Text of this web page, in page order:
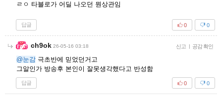
ㄹㅇ 타블로가 어딜 나오던 뭔상관임
답글 0
0
ch9ok 26-05-16 03:18 신고 | 공감 확인
@눈감 극초반에 믿었던거고
그알인가 방송후 본인이 잘못생각했다고 반성함
답글 0
0